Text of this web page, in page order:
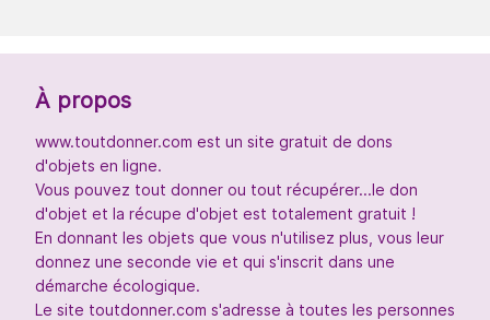
À propos
www.toutdonner.com est un site gratuit de dons
d'objets en ligne.
Vous pouvez tout donner ou tout récupérer...le don
d'objet et la récupe d'objet est totalement gratuit !
En donnant les objets que vous n'utilisez plus, vous leur
donnez une seconde vie et qui s'inscrit dans une
démarche écologique.
Le site toutdonner.com s'adresse à toutes les personnes